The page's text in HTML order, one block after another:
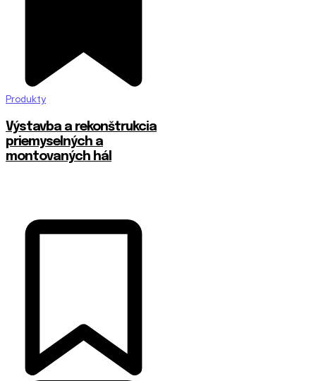
Produkty
Výstavba a rekonštrukcia
priemyselných a
montovaných hál